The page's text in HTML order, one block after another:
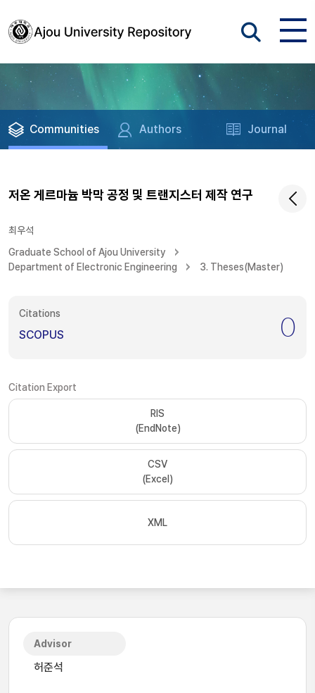
Communities Authors Journal
저온 게르마늄 박막 공정 및 트랜지스터 제작 연구
최우석
Graduate School of Ajou University
Department of Electronic Engineering
3. Theses(Master)
Citations
SCOPUS 0
Citation Export
RIS
(EndNote)
CSV
(Excel)
XML
Advisor
허준석